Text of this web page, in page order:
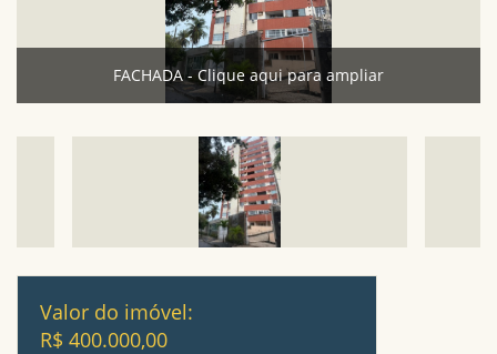
FACHADA - Clique aqui para ampliar
Valor do imóvel:
R$ 400.000,00